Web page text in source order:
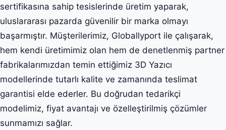
sertifikasına sahip tesislerinde üretim yaparak,
uluslararası pazarda güvenilir bir marka olmayı
başarmıştır. Müşterilerimiz, Globallyport ile çalışarak,
hem kendi üretimimiz olan hem de denetlenmiş partner
fabrikalarımızdan temin ettiğimiz 3D Yazıcı
modellerinde tutarlı kalite ve zamanında teslimat
garantisi elde ederler. Bu doğrudan tedarikçi
modelimiz, fiyat avantajı ve özelleştirilmiş çözümler
sunmamızı sağlar.